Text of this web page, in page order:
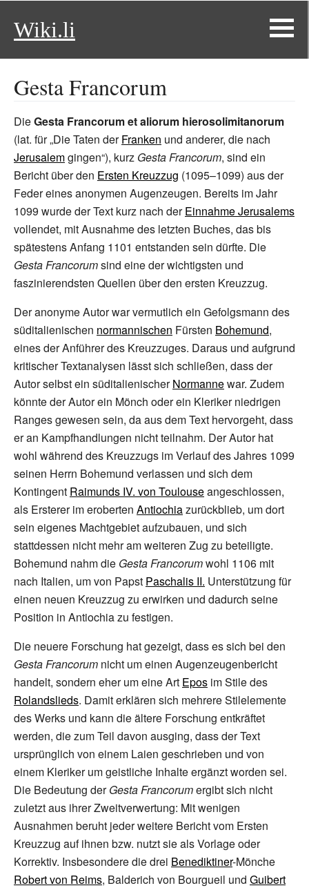
Wiki.li
Gesta Francorum
DieGesta Francorum et aliorum hierosolimitanorum
(lat. für „Die Taten derFranken und anderer, die nach
Jerusalemgingen“), kurz Gesta Francorum, sind ein
Bericht über den Ersten Kreuzzug (1095–1099) aus der
Feder eines anonymen Augenzeugen. Bereits im Jahr
1099 wurde der Text kurz nach derEinnahme Jerusalems
vollendet, mit Ausnahme des letzten Buches, das bis
spätestens Anfang 1101 entstanden sein dürfte. Die
Gesta Francorumsind eine der wichtigsten und
faszinierendsten Quellen über den ersten Kreuzzug.
Der anonyme Autor war vermutlich ein Gefolgsmann des
süditalienischen normannischen Fürsten Bohemund,
eines der Anführer des Kreuzzuges. Daraus und aufgrund
kritischer Textanalysen lässt sich schließen, dass der
Autor selbst ein süditalienischerNormannewar. Zudem
könnte der Autor ein Mönch oder ein Kleriker niedrigen
Ranges gewesen sein, da aus dem Text hervorgeht, dass
er an Kampfhandlungen nicht teilnahm. Der Autor hat
wohl während des Kreuzzugs im Verlauf des Jahres 1099
seinen Herrn Bohemund verlassen und sich dem
Kontingent Raimunds IV. von Toulouseangeschlossen,
als Ersterer im eroberten Antiochiazurückblieb, um dort
sein eigenes Machtgebiet aufzubauen, und sich
stattdessen nicht mehr am weiteren Zug zu beteiligte.
Bohemund nahm die Gesta Francorumwohl 1106 mit
nach Italien, um von Papst Paschalis II. Unterstützung für
einen neuen Kreuzzug zu erwirken und dadurch seine
Position in Antiochia zu festigen.
Die neuere Forschung hat gezeigt, dass es sich bei den
Gesta Francorum nicht um einen Augenzeugenbericht
handelt, sondern eher um eine Art Epos im Stile des
Rolandslieds. Damit erklären sich mehrere Stilelemente
des Werks und kann die ältere Forschung entkräftet
werden, die zum Teil davon ausging, dass der Text
ursprünglich von einem Laien geschrieben und von
einem Kleriker um geistliche Inhalte ergänzt worden sei.
Die Bedeutung derGesta Francorumergibt sich nicht
zuletzt aus ihrer Zweitverwertung: Mit wenigen
Ausnahmen beruht jeder weitere Bericht vom Ersten
Kreuzzug auf ihnen bzw. nutzt sie als Vorlage oder
Korrektiv. Insbesondere die drei Benediktiner-Mönche
Robert von Reims, Balderich von Bourgueil und Guibert